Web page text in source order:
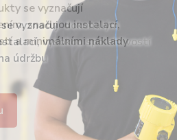
se vyznačují
snadnou instalací,
a minimálními náklady